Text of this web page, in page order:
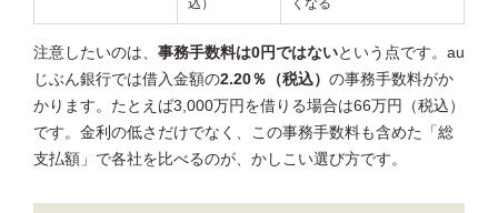
注意したいのは、 事務手数料は0円ではないという点です。au
じぶん銀行では借入金額の2.20％（税込） の事務手数料がか
かります。たとえば3,000万円を借りる場合は66万円（税込）
です。金利の低さだけでなく、この事務手数料も含めた「総
支払額」で各社を比べるのが、かしこい選び方です。